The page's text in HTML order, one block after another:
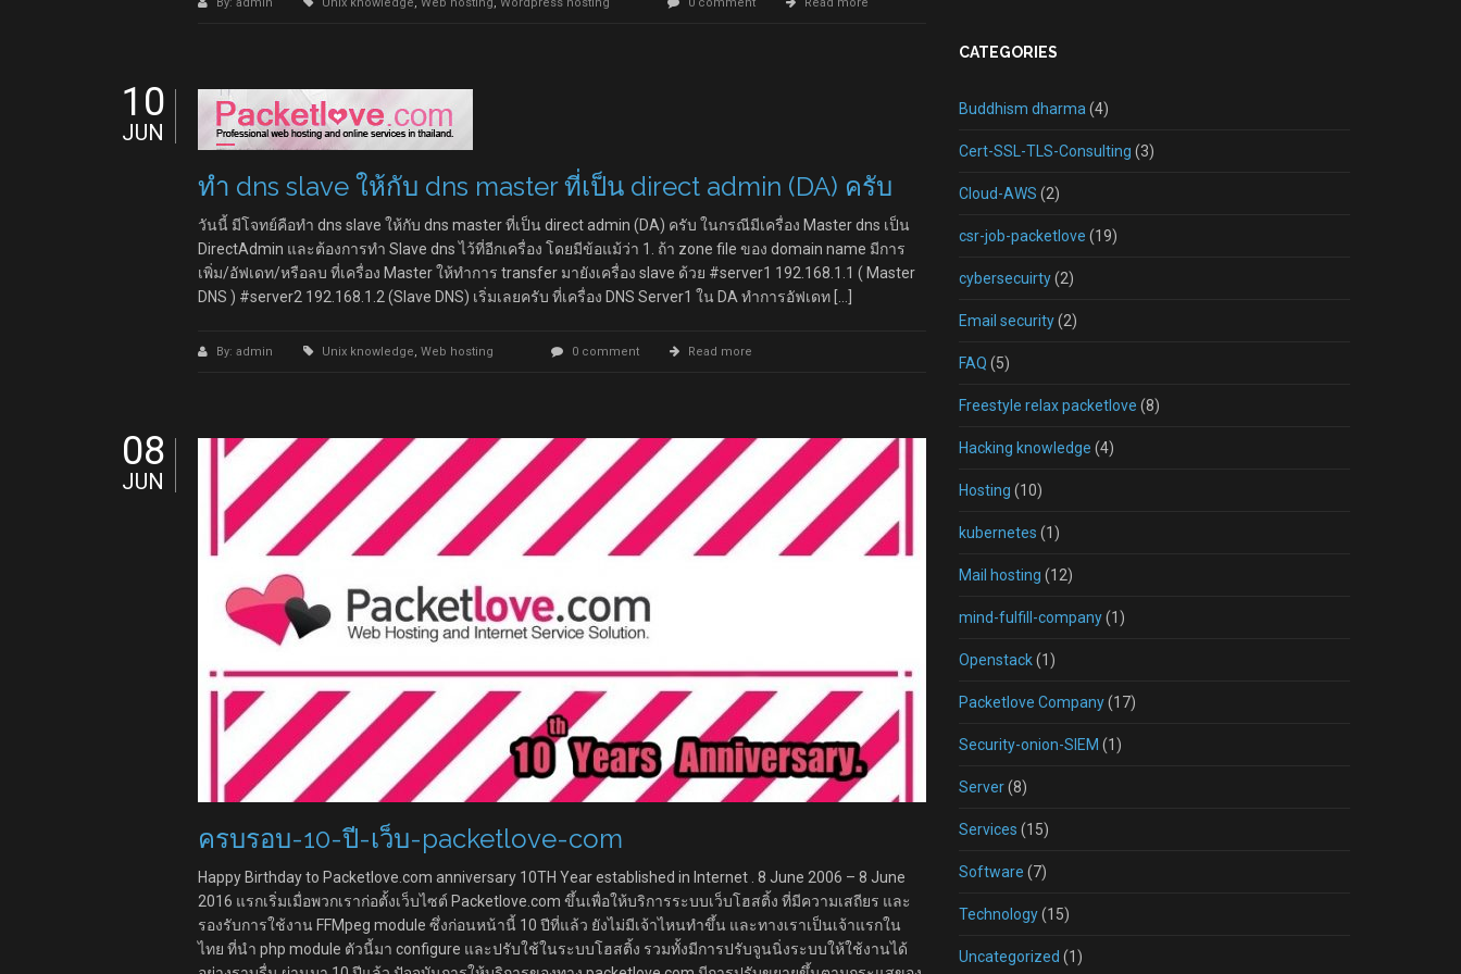
ทำ dns slave ให้กับ dns master ที่เป็น direct admin (DA) ครับ
10
JUN
วันนี้ มีโจทย์คือทำ dns slave ให้กับ dns master ที่เป็น direct admin (DA) ครับ ในกรณีมีเครื่อง Master dns เป็น
DirectAdmin และต้องการทำ Slave dns ไว้ที่อีกเครื่อง โดยมีข้อแม้ว่า 1. ถ้า zone file ของ domain name มีการ
เพิ่ม/อัฟเดท/หรือลบ ที่เครื่อง Master ให้ทำการ transfer มายังเครื่อง slave ด้วย #server1 192.168.1.1 ( Master
DNS ) #server2 192.168.1.2 (Slave DNS) เริ่มเลยครับ ที่เครื่อง DNS Server1 ใน DA ทำการอัฟเดท […]
By: admin Unix knowledge, Web hosting 0 comment Read more
ครบรอบ-10-ปี-เว็บ-packetlove-com
08
JUN
Happy Birthday to Packetlove.com anniversary 10TH Year established in Internet . 8 June 2006 – 8 June
2016 แรกเริ่มเมื่อพวกเราก่อตั้งเว็บไซต์ Packetlove.com ขึ้นเพื่อให้บริการระบบเว็บโฮสติ้ง ที่มีความเสถียร และ
รองรับการใช้งาน FFMpeg module ซึ่งก่อนหน้านี้ 10 ปีที่แล้ว ยังไม่มีเจ้าไหนทำขึ้น และทางเราเป็นเจ้าแรกใน
ไทย ที่นำ php module ตัวนี้มา configure และปรับใช้ในระบบโฮสติ้ง รวมทั้งมีการปรับจูนนิ่งระบบให้ใช้งานได้
CATEGORIES
Buddhism dharma (4)
Cert-SSL-TLS-Consulting (3)
Cloud-AWS (2)
csr-job-packetlove (19)
cybersecuirty(2)
Email security(2)
FAQ (5)
Freestyle relax packetlove (8)
Hacking knowledge (4)
Hosting (10)
kubernetes (1)
Mail hosting (12)
mind-fulfill-company(1)
Openstack(1)
Packetlove Company(17)
Security-onion-SIEM (1)
Server(8)
Services (15)
Software (7)
Technology(15)
Uncategorized (1)